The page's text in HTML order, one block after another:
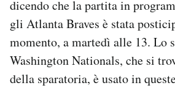
dicendo che la partita in
gli Atlanta Braves è stata
momento, a martedì alle 13. Lo
Washington Nationals, che si
della sparatoria, è usato in